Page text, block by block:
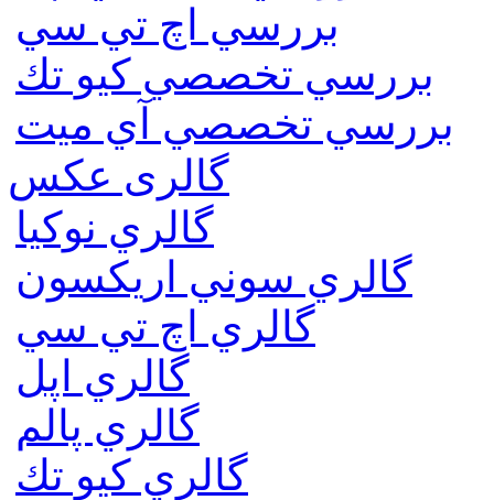
بررسي اچ تي سي
بررسي تخصصي كيو تك
بررسي تخصصي آي ميت
گالری عکس
گالري نوكيا
گالري سوني اريكسون
گالري اچ تي سي
گالري اپل
گالري پالم
گالري كيو تك